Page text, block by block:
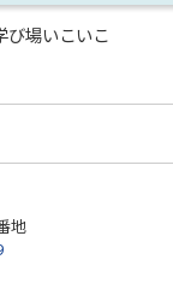
び場いこいこ
地